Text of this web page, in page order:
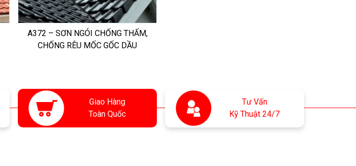
A372 – SƠN NGÓI CHỐNG THẤM,
CHỐNG RÊU MỐC GỐC DẦU
Giao Hàng
Toàn Quốc
Tư Vấn
Kỹ Thuật 24/7